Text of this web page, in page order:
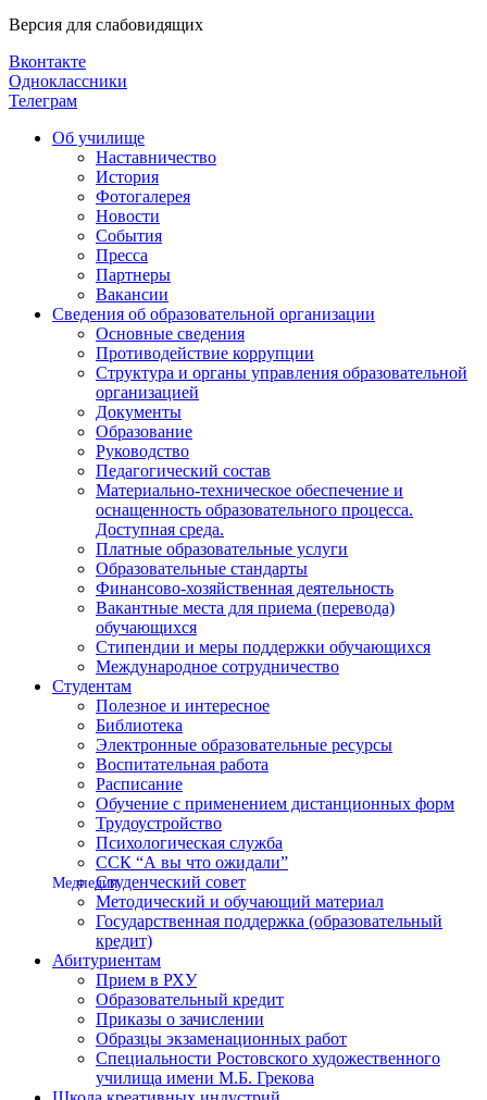
Версия для слабовидящих
Вконтакте
Одноклассники
Телеграм
Об училище
Наставничество
История
Фотогалерея
Новости
События
Пресса
Партнеры
Вакансии
Сведения об образовательной организации
Основные сведения
Противодействие коррупции
Структура и органы управления образовательной
организацией
Документы
Образование
Руководство
Педагогический состав
Материально-техническое обеспечение и
оснащенность образовательного процесса.
Доступная среда.
Платные образовательные услуги
Образовательные стандарты
Финансово-хозяйственная деятельность
Вакантные места для приема (перевода)
обучающихся
Стипендии и меры поддержки обучающихся
Международное сотрудничество
Студентам
Полезное и интересное
Библиотека
Электронные образовательные ресурсы
Воспитательная работа
Расписание
Обучение с применением дистанционных форм
Трудоустройство
Психологическая служба
ССК “А вы что ожидали”
Студенческий совет
Методический и обучающий материал
Государственная поддержка (образовательный
кредит)
Абитуриентам
Прием в РХУ
Образовательный кредит
Приказы о зачислении
Образцы экзаменационных работ
Специальности Ростовского художественного
училища имени М.Б. Грекова
Медпедия